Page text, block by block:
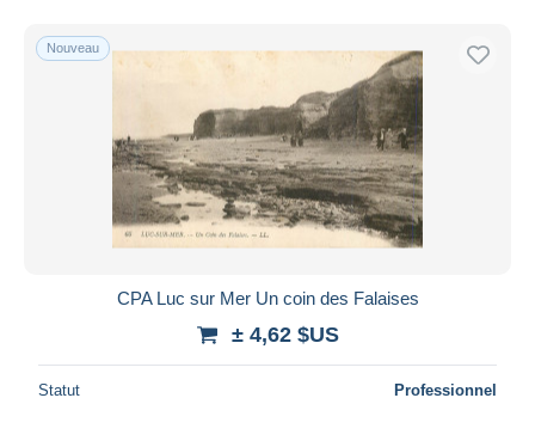
Nouveau
CPA Luc sur Mer Un coin des Falaises
± 4,62 $US
Statut Professionnel